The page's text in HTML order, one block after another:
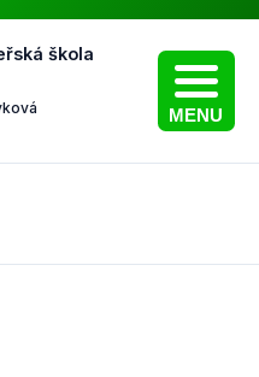
škola
MENU